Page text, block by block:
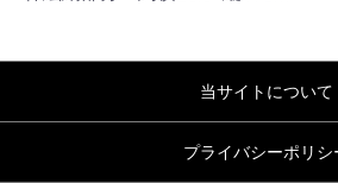
当サイトについて
プライバシーポリシ